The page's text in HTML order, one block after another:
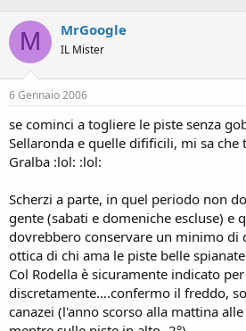
M MrGoogle
IL Mister
6 Gennaio 2006
se cominci a togliere le piste senza
Sellaronda e quelle difificili, mi sa che
Gralba :lol: :lol:
Scherzi a parte, in quel periodo non
gente (sabati e domeniche escluse) e
dovrebbero conservare un minimo di
ottica di chi ama le piste belle
Col Rodella è sicuramente indicato
discretamente....confermo il freddo,
canazei (l'anno scorso alla mattina